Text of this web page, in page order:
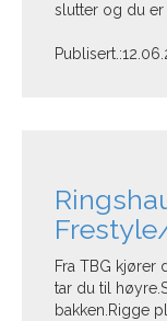
slutter og du er
Fra TBG kjører
tar du til
bakken.Rigge